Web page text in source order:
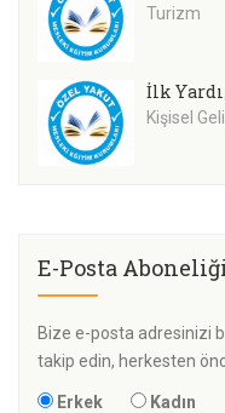
Turizm
İlk
Kişisel
E-Posta
Bize e-posta adresinizi
takip edin, herkesten
Erkek Kadın